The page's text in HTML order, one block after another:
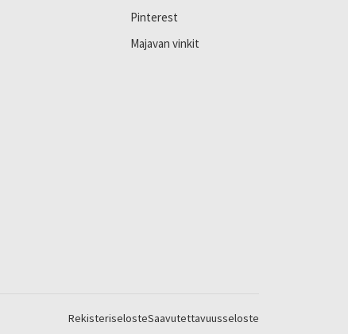
Pinterest
Majavan vinkit
RekisteriselosteSaavutettavuusseloste